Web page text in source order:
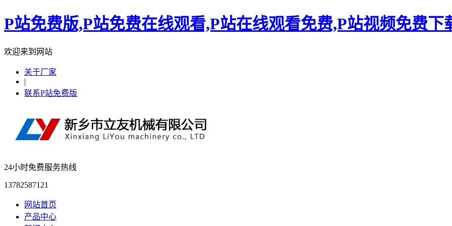
P站免费版,P站免费在线观看,P站在线观看免费,P站视频免费下
欢迎来到网站
关于厂家
|
联系P站免费版
24小时免费服务热线
13782587121
网站首页
产品中心